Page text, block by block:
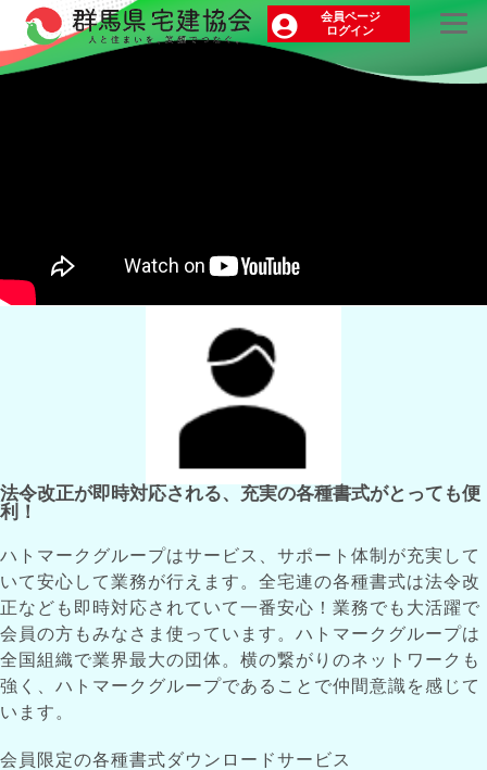
会員ページ
ログイン
入会者の声
法令改正が即時対応される、充実の各種書式がとっても便
利！
ハトマークグループはサービス、サポート体制が充実して
いて安心して業務が行えます。全宅連の各種書式は法令改
正なども即時対応されていて一番安心！業務でも大活躍で
会員の方もみなさま使っています。ハトマークグループは
全国組織で業界最大の団体。横の繋がりのネットワークも
強く、ハトマークグループであることで仲間意識を感じて
います。
会員限定の各種書式ダウンロードサービス